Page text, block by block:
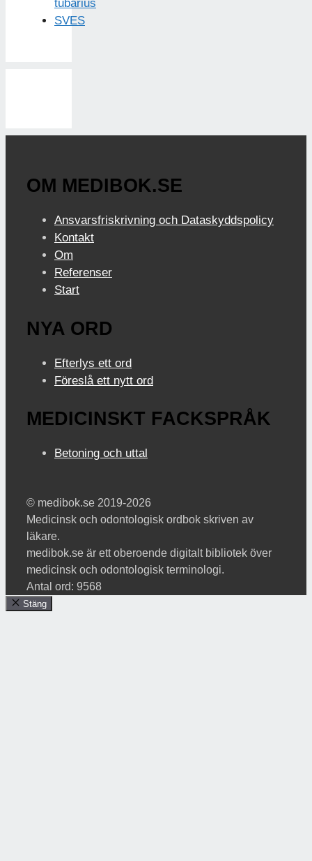
tubarius
SVES
OM MEDIBOK.SE
Ansvarsfriskrivning och Dataskyddspolicy
Kontakt
Om
Referenser
Start
NYA ORD
Efterlys ett ord
Föreslå ett nytt ord
MEDICINSKT FACKSPRÅK
Betoning och uttal
© medibok.se 2019-2026
Medicinsk och odontologisk ordbok skriven av
läkare.
medibok.se är ett oberoende digitalt bibliotek över
medicinsk och odontologisk terminologi.
Antal ord: 9568
Stäng